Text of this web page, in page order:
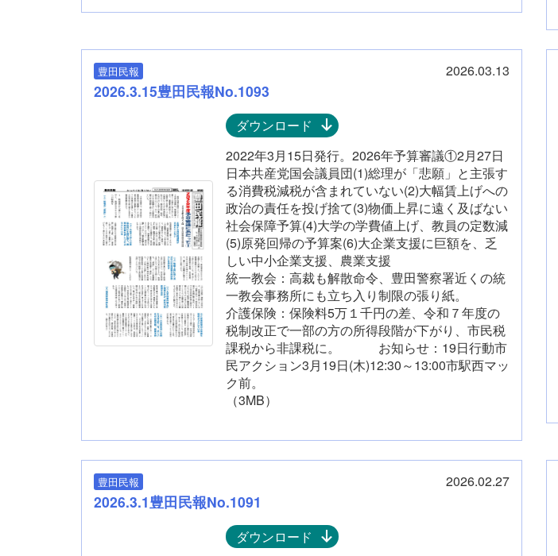
豊田民報 2026.03.13
2026.3.15豊田民報No.1093
ダウンロード
2022年3月15日発行。2026年予算審議①2月27日
日本共産党国会議員団(1)総理が「悲願」と主張す
る消費税減税が含まれていない(2)大幅賃上げへの
政治の責任を投げ捨て(3)物価上昇に遠く及ばない
社会保障予算(4)大学の学費値上げ、教員の定数減
(5)原発回帰の予算案(6)大企業支援に巨額を、乏
しい中小企業支援、農業支援
統一教会：高裁も解散命令、豊田警察署近くの統
一教会事務所にも立ち入り制限の張り紙。
介護保険：保険料5万１千円の差、令和７年度の
税制改正で一部の方の所得段階が下がり、市民税
課税から非課税に。 お知らせ：19日行動市
民アクション3月19日(木)12:30～13:00市駅西マッ
ク前。
（3MB）
豊田民報 2026.02.27
2026.3.1豊田民報No.1091
ダウンロード